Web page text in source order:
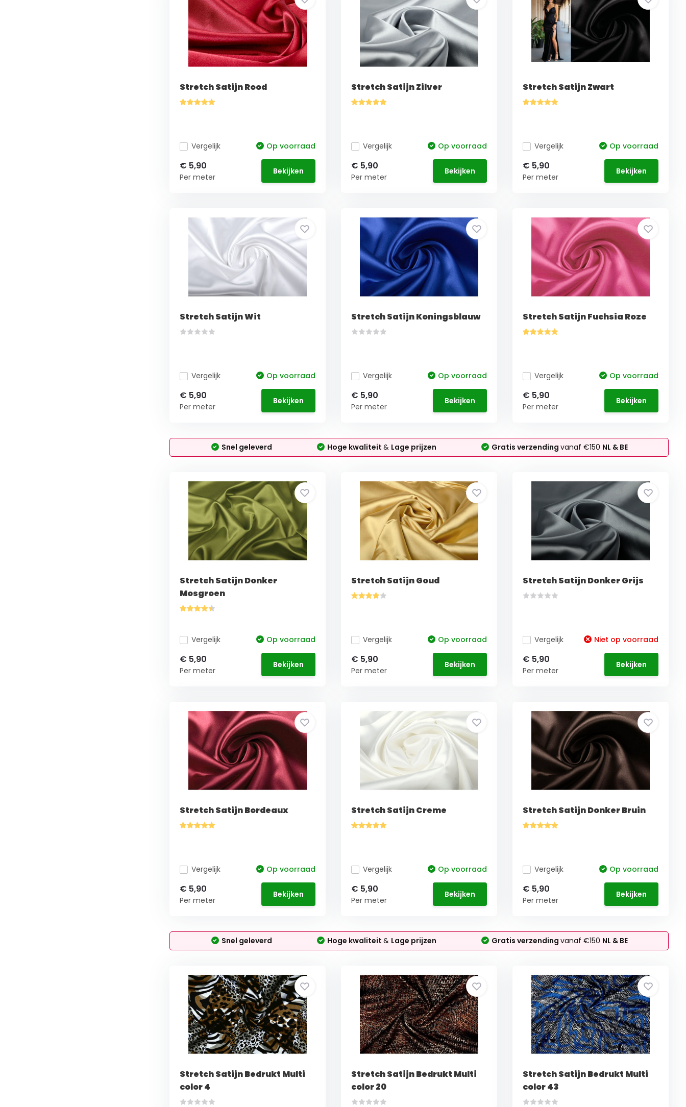
Stretch Satijn Rood
Vergelijk Op voorraad
€ 5,90
Per meter
Bekijken
Stretch Satijn Zilver
Vergelijk Op voorraad
€ 5,90
Per meter
Bekijken
Stretch Satijn Zwart
Vergelijk Op voorraad
€ 5,90
Per meter
Bekijken
Stretch Satijn Wit
Vergelijk Op voorraad
€ 5,90
Per meter
Bekijken
Stretch Satijn Koningsblauw
Vergelijk Op voorraad
€ 5,90
Per meter
Bekijken
Stretch Satijn Fuchsia Roze
Vergelijk Op voorraad
€ 5,90
Per meter
Bekijken
Snel geleverd Hoge kwaliteit& Lage prijzen Gratis verzendingvanaf €150 NL & BE
Stretch Satijn Donker
Mosgroen
Vergelijk Op voorraad
€ 5,90
Per meter
Bekijken
Stretch Satijn Goud
Vergelijk Op voorraad
€ 5,90
Per meter
Bekijken
Stretch Satijn Donker Grijs
Vergelijk Niet op voorraad
€ 5,90
Per meter
Bekijken
Stretch Satijn Bordeaux
Vergelijk Op voorraad
€ 5,90
Per meter
Bekijken
Stretch Satijn Creme
Vergelijk Op voorraad
€ 5,90
Per meter
Bekijken
Stretch Satijn Donker Bruin
Vergelijk Op voorraad
€ 5,90
Per meter
Bekijken
Snel geleverd Hoge kwaliteit& Lage prijzen Gratis verzendingvanaf €150 NL & BE
Stretch Satijn Bedrukt Multi
color 4
Stretch Satijn Bedrukt Multi
color 20
Stretch Satijn Bedrukt Multi
color 43